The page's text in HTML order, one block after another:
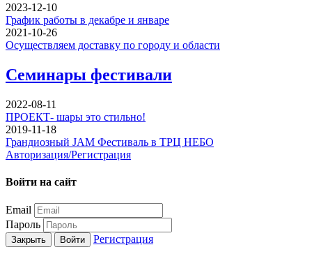
2023-12-10
График работы в декабре и январе
2021-10-26
Осуществляем доставку по городу и области
Семинары фестивали
2022-08-11
ПРОЕКТ- шары это стильно!
2019-11-18
Грандиозный JAM Фестиваль в ТРЦ НЕБО
Авторизация/Регистрация
Войти на сайт
Email
Пароль
Закрыть Войти Регистрация